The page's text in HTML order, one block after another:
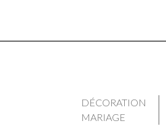
DÉCORATION
MARIAGE